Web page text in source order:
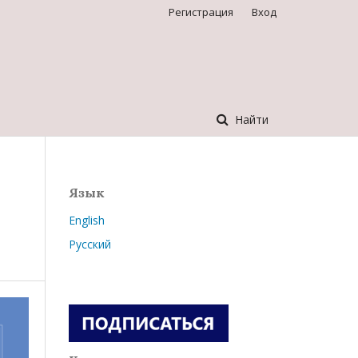
Найти
Регистрация Вход
Язык
English
Русский